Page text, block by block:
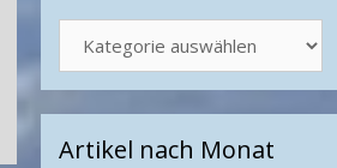
Artikel nach Monat